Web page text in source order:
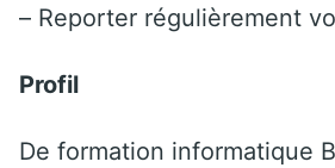
– Reporter régulièrement
Profil
De formation informatique